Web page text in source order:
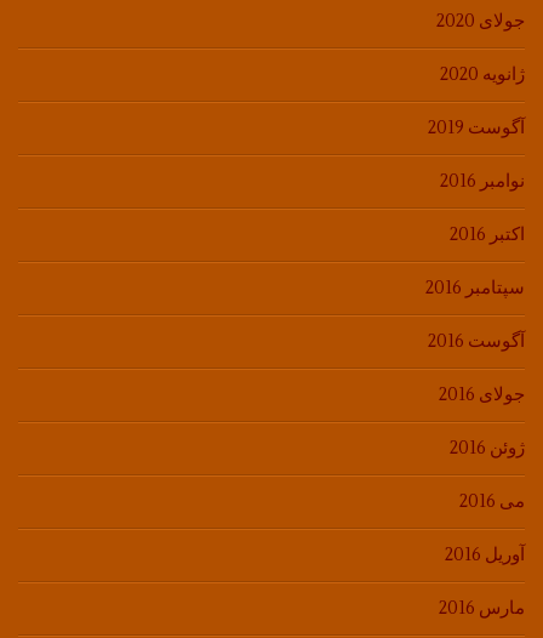
جولای 2020
ژانویه 2020
آگوست 2019
نوامبر 2016
اکتبر 2016
سپتامبر 2016
آگوست 2016
جولای 2016
ژوئن 2016
می 2016
آوریل 2016
مارس 2016